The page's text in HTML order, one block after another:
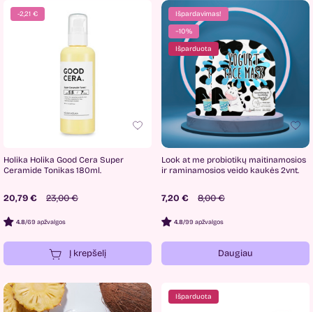
-2,21 €
Holika Holika Good Cera Super
Ceramide Tonikas 180ml.
20,79 € 23,00 €
4.8/69 apžvalgos
Į krepšelį
Išpardavimas!
−10%
Išparduota
Look at me probiotikų maitinamosios
ir raminamosios veido kaukės 2vnt.
7,20 € 8,00 €
4.8/99 apžvalgos
Daugiau
Išparduota